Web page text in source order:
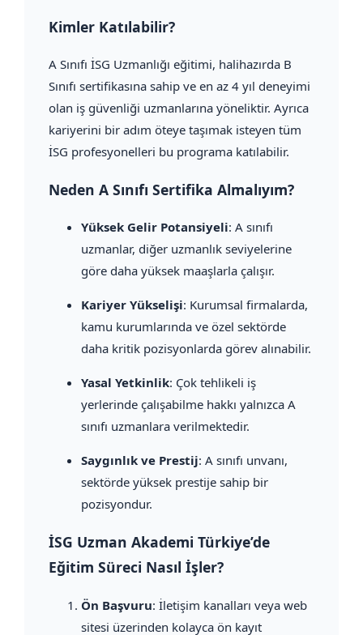
Kimler Katılabilir?
A Sınıfı İSG Uzmanlığı eğitimi, halihazırda B
Sınıfı sertifikasına sahip ve en az 4 yıl deneyimi
olan iş güvenliği uzmanlarına yöneliktir. Ayrıca
kariyerini bir adım öteye taşımak isteyen tüm
İSG profesyonelleri bu programa katılabilir.
Neden A Sınıfı Sertifika Almalıyım?
Yüksek Gelir Potansiyeli: A sınıfı
uzmanlar, diğer uzmanlık seviyelerine
göre daha yüksek maaşlarla çalışır.
Kariyer Yükselişi: Kurumsal firmalarda,
kamu kurumlarında ve özel sektörde
daha kritik pozisyonlarda görev alınabilir.
Yasal Yetkinlik: Çok tehlikeli iş
yerlerinde çalışabilme hakkı yalnızca A
sınıfı uzmanlara verilmektedir.
Saygınlık ve Prestij: A sınıfı unvanı,
sektörde yüksek prestije sahip bir
pozisyondur.
İSG Uzman Akademi Türkiye’de
Eğitim Süreci Nasıl İşler?
Ön Başvuru: İletişim kanalları veya web
sitesi üzerinden kolayca ön kayıt